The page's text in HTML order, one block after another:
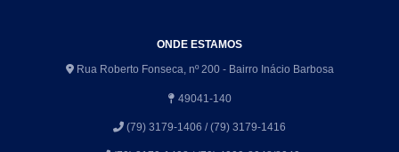
ONDE ESTAMOS
Rua Roberto Fonseca, nº 200 - Bairro Inácio Barbosa
49041-140
(79) 3179-1406 / (79) 3179-1416